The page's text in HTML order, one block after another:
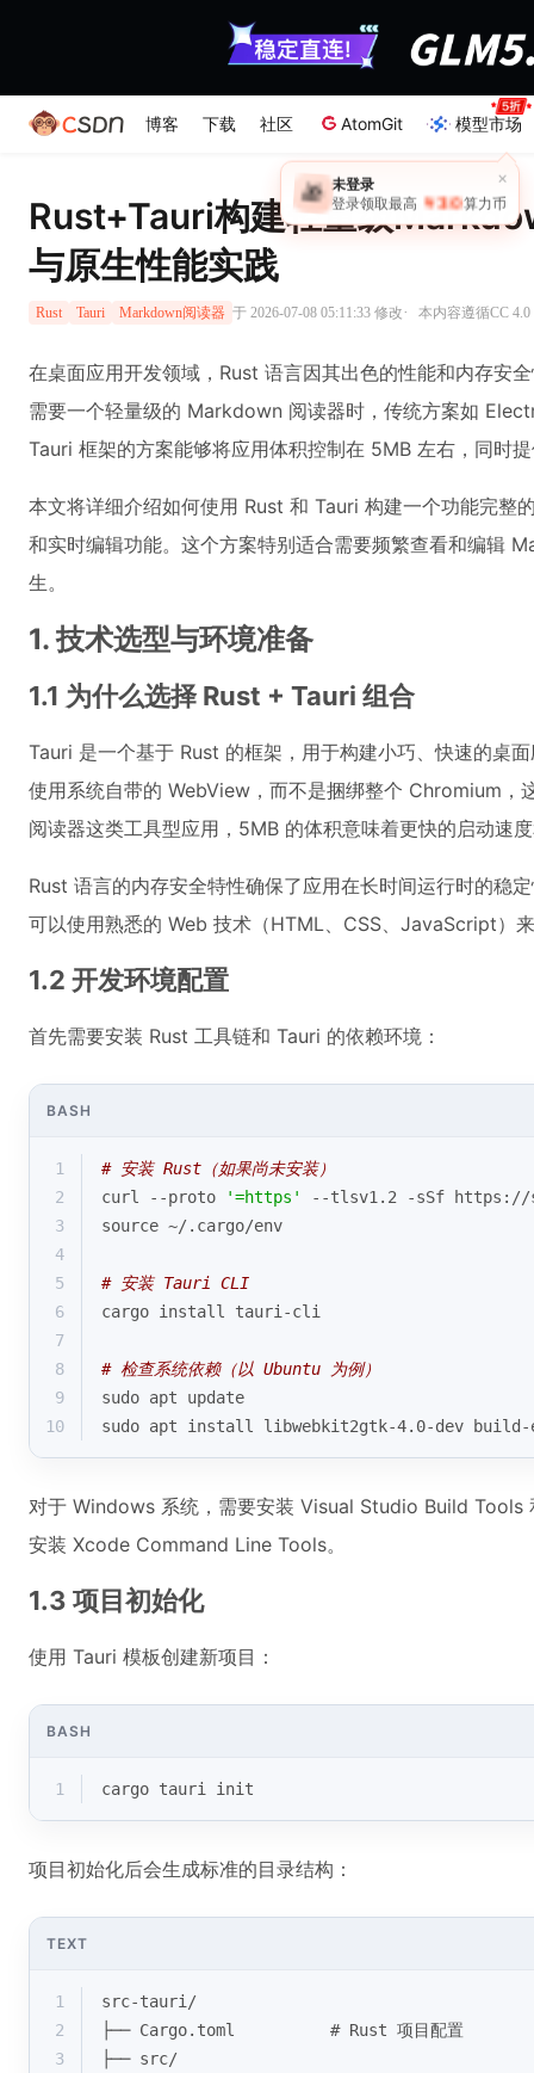
博客 下载 社区 AtomGit 模型市场
Rust+Tauri构建轻量级
与原生性能实践
Rust Tauri Markdown阅读器 于 2026-07-08 05:11:33 修改· 本内容遵循CC
在桌面应用开发领域，Rust 语言因其出色的性能和内存安
需要一个轻量级的 Markdown 阅读器时，传统方案如
Tauri 框架的方案能够将应用体积控制在 5MB 左右，同时
本文将详细介绍如何使用 Rust 和 Tauri 构建一个功能完整
和实时编辑功能。这个方案特别适合需要频繁查看和编辑
生。
1. 技术选型与环境准备
1.1 为什么选择 Rust + Tauri 组合
Tauri 是一个基于 Rust 的框架，用于构建小巧、快速的桌
使用系统自带的 WebView，而不是捆绑整个 Chromium
阅读器这类工具型应用，5MB 的体积意味着更快的启动速
Rust 语言的内存安全特性确保了应用在长时间运行时的稳
可以使用熟悉的 Web 技术（HTML、CSS、JavaScript）
1.2 开发环境配置
首先需要安装 Rust 工具链和 Tauri 的依赖环境：
BASH
1
# 安装 Rust（如果尚未安装）
2
curl --proto '=https'
--tlsv1.2 -sSf https://
3
source ~/.cargo/env
4
5
# 安装 Tauri CLI
6
cargo install tauri-cli
7
8
# 检查系统依赖（以 Ubuntu 为例）
9
sudo apt update
10
sudo apt install libwebkit2gtk-4.0-dev
对于 Windows 系统，需要安装 Visual Studio Build Tools
安装 Xcode Command Line Tools。
1.3 项目初始化
使用 Tauri 模板创建新项目：
BASH
1 cargo tauri init
项目初始化后会生成标准的目录结构：
TEXT
1
src-tauri/
2
├── Cargo.toml          # Rust 项目配置
3
├── src/